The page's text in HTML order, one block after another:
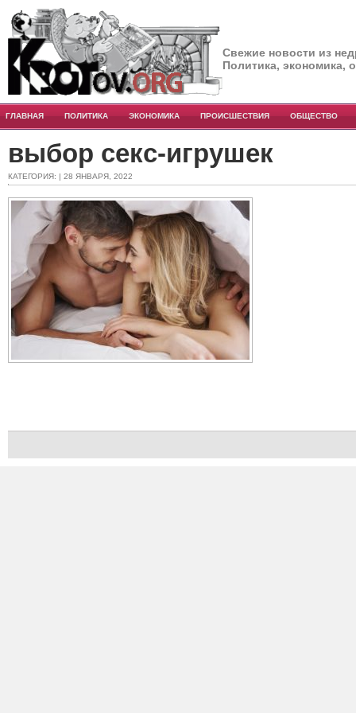
Свежие новости из
Политика, экономика,
ГЛАВНАЯ ПОЛИТИКА ЭКОНОМИКА ПРОИСШЕСТВИЯ ОБЩЕСТВО
выбор секс-игрушек
КАТЕГОРИЯ: | 28 ЯНВАРЯ, 2022